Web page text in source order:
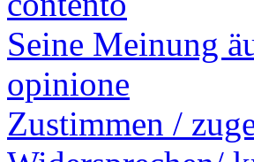
Seine Meinung
opinione
Zustimmen /